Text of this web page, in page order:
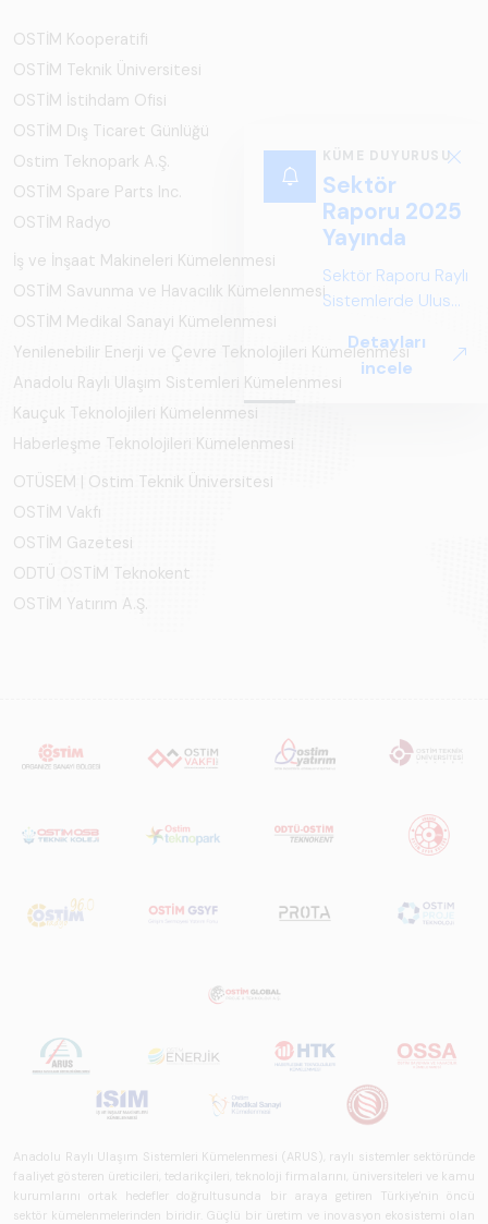
KÜME DUYURUSU
Sektör
Raporu 2025
Yayında
Sektör Raporu Raylı
Sistemlerde Ulusal
Perspektif ARUS
tarafından
biçimde ele alan
Detayları
incele
OSTİM Kooperatifi
OSTİM Teknik Üniversitesi
OSTİM İstihdam Ofisi
OSTİM Dış Ticaret Günlüğü
Ostim Teknopark A.Ş.
OSTİM Spare Parts Inc.
OSTİM Radyo
İş ve İnşaat Makineleri Kümelenmesi
OSTİM Savunma ve Havacılık Kümelenmesi
OSTİM Medikal Sanayi Kümelenmesi
Yenilenebilir Enerji ve Çevre Teknolojileri Kümelenmesi
Anadolu Raylı Ulaşım Sistemleri Kümelenmesi
Kauçuk Teknolojileri Kümelenmesi
Haberleşme Teknolojileri Kümelenmesi
OTÜSEM | Ostim Teknik Üniversitesi
OSTİM Vakfı
OSTİM Gazetesi
ODTÜ OSTİM Teknokent
OSTİM Yatırım A.Ş.
Anadolu Raylı Ulaşım Sistemleri Kümelenmesi (ARUS), raylı sistemler sektöründe
faaliyet gösteren üreticileri, tedarikçileri, teknoloji firmalarını, üniversiteleri ve kamu
kurumlarını ortak hedefler doğrultusunda bir araya getiren Türkiye'nin öncü
sektör kümelenmelerinden biridir. Güçlü bir üretim ve inovasyon ekosistemi olan